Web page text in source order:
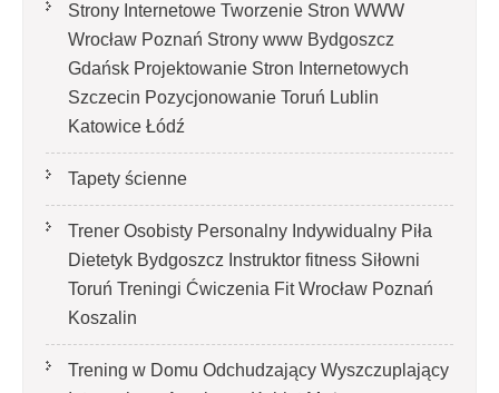
Strony Internetowe Tworzenie Stron WWW
Wrocław Poznań Strony www Bydgoszcz
Gdańsk Projektowanie Stron Internetowych
Szczecin Pozycjonowanie Toruń Lublin
Katowice Łódź
Tapety ścienne
Trener Osobisty Personalny Indywidualny Piła
Dietetyk Bydgoszcz Instruktor fitness Siłowni
Toruń Treningi Ćwiczenia Fit Wrocław Poznań
Koszalin
Trening w Domu Odchudzający Wyszczuplający